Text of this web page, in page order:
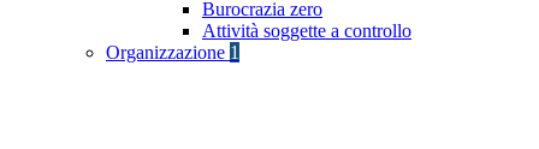
Burocrazia zero
Attività soggette a controllo
Organizzazione 1